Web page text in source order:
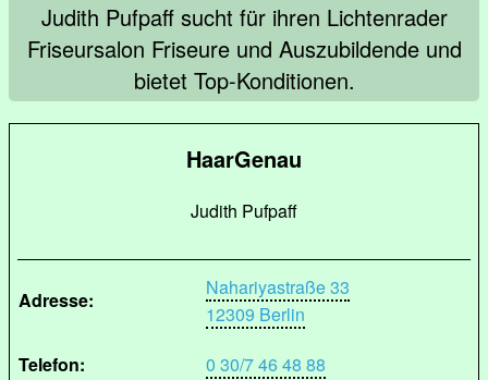
Judith Pufpaff sucht für ihren Lichtenrader
Friseursalon Friseure und Auszubildende und
bietet Top-Konditionen.
HaarGenau
Judith Pufpaff
Adresse:
Nahariyastraße 33
12309 Berlin
Telefon:
0 30/7 46 48 88